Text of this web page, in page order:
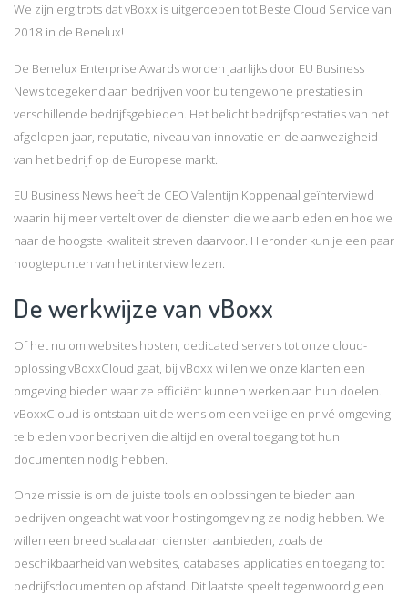
We zijn erg trots dat vBoxx is uitgeroepen tot Beste Cloud Service van
2018 in de Benelux!
De Benelux Enterprise Awards worden jaarlijks door EU Business
News toegekend aan bedrijven voor buitengewone prestaties in
verschillende bedrijfsgebieden. Het belicht bedrijfsprestaties van het
afgelopen jaar, reputatie, niveau van innovatie en de aanwezigheid
van het bedrijf op de Europese markt.
EU Business News heeft de CEO Valentijn Koppenaal geïnterviewd
waarin hij meer vertelt over de diensten die we aanbieden en hoe we
naar de hoogste kwaliteit streven daarvoor. Hieronder kun je een paar
hoogtepunten van het interview lezen.
De werkwijze van vBoxx
Of het nu om websites hosten, dedicated servers tot onze cloud-
oplossing vBoxxCloud gaat, bij vBoxx willen we onze klanten een
omgeving bieden waar ze efficiënt kunnen werken aan hun doelen.
vBoxxCloud is ontstaan ​​uit de wens om een veilige en privé omgeving
te bieden voor bedrijven die altijd en overal toegang tot hun
documenten nodig hebben.
Onze missie is om de juiste tools en oplossingen te bieden aan
bedrijven ongeacht wat voor hostingomgeving ze nodig hebben. We
willen een breed scala aan diensten aanbieden, zoals de
beschikbaarheid van websites, databases, applicaties en toegang tot
bedrijfsdocumenten op afstand. Dit laatste speelt tegenwoordig een